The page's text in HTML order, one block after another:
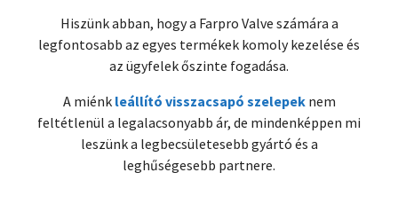
Hiszünk abban, hogy a Farpro Valve számára a
legfontosabb az egyes termékek komoly kezelése és
az ügyfelek őszinte fogadása.
A miénk leállító visszacsapó szelepeknem
feltétlenül a legalacsonyabb ár, de mindenképpen mi
leszünk a legbecsületesebb gyártó és a
leghűségesebb partnere.